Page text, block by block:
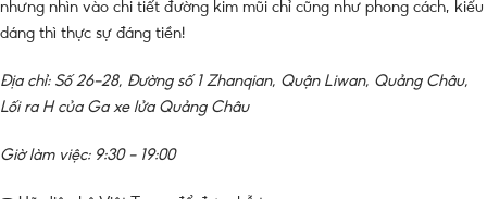
nhưng nhìn vào chi tiết đường kim mũi chỉ cũng như phong cách, kiểu
dáng thì thực sự đáng tiền!
Địa chỉ: Số 26-28, Đường số 1 Zhanqian, Quận Liwan, Quảng Châu,
Lối ra H của Ga xe lửa Quảng Châu
Giờ làm việc: 9:30 – 19:00